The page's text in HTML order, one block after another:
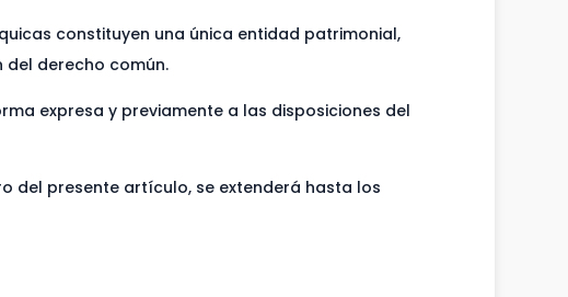
constituyen una única entidad patrimonial,
derecho común.
expresa y previamente a las disposiciones del
del presente artículo, se extenderá hasta los